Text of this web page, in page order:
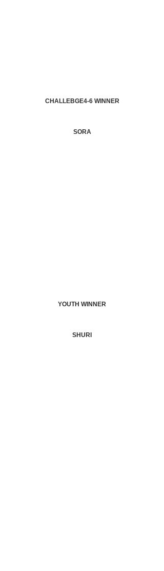
CHALLEBGE4-6 WINNER
SORA
YOUTH WINNER
SHURI